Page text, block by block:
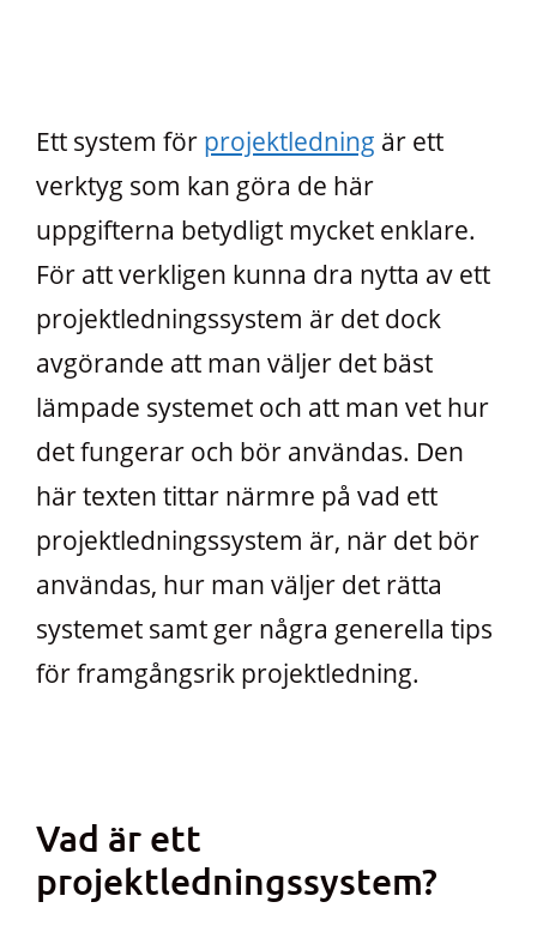
Ett system för projektledning är ett
verktyg som kan göra de här
uppgifterna betydligt mycket enklare.
För att verkligen kunna dra nytta av ett
projektledningssystem är det dock
avgörande att man väljer det bäst
lämpade systemet och att man vet hur
det fungerar och bör användas. Den
här texten tittar närmre på vad ett
projektledningssystem är, när det bör
användas, hur man väljer det rätta
systemet samt ger några generella tips
för framgångsrik projektledning.
Vad är ett
projektledningssystem?